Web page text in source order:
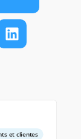
et clientes